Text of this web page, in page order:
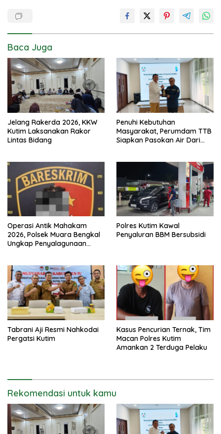
Baca Juga
Jelang Rakerda 2026, KKW
Kutim Laksanakan Rakor
Lintas Bidang
Penuhi Kebutuhan
Masyarakat, Perumdam TTB
Siapkan Pasokan Air Dari
Operasi Antik Mahakam
2026, Polsek Muara Bengkal
Ungkap Penyalagunaan
Polres Kutim Kawal
Penyaluran BBM Bersubsidi
Tabrani Aji Resmi Nahkodai
Pergatsi Kutim
Kasus Pencurian Ternak, Tim
Macan Polres Kutim
Amankan 2 Terduga Pelaku
Rekomendasi untuk kamu